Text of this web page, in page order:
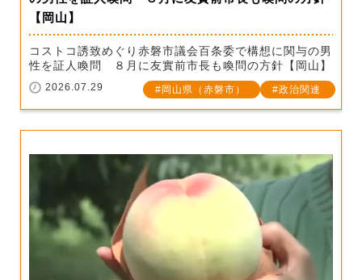
【岡山】
コストコ誘致めぐり赤磐市議会百条委で構想に関与の男
性を証人喚問 ８月に友實前市長も喚問の方針【岡山】
2026.07.29 岡山県（赤磐市） 政治関連